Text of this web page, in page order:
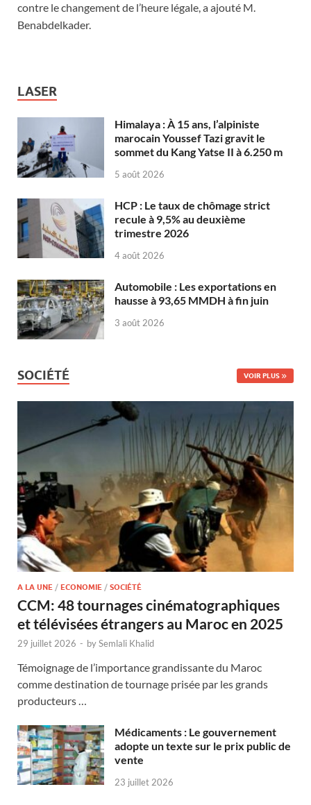
contre le changement de l’heure légale, a ajouté M.
Benabdelkader.
LASER
Himalaya : À 15 ans, l’alpiniste
marocain Youssef Tazi gravit le
sommet du Kang Yatse II à 6.250 m
5 août 2026
HCP : Le taux de chômage strict
recule à 9,5% au deuxième
trimestre 2026
4 août 2026
Automobile : Les exportations en
hausse à 93,65 MMDH à fin juin
3 août 2026
SOCIÉTÉ VOIR PLUS
A LA UNE / ECONOMIE / SOCIÉTÉ
CCM: 48 tournages cinématographiques
et télévisées étrangers au Maroc en 2025
29 juillet 2026 - bySemlali Khalid
Témoignage de l’importance grandissante du Maroc
comme destination de tournage prisée par les grands
producteurs …
Médicaments : Le gouvernement
adopte un texte sur le prix public de
vente
23 juillet 2026